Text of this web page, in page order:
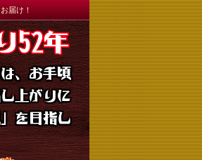
届け！
52年
、お手頃
上がりに
を目指し